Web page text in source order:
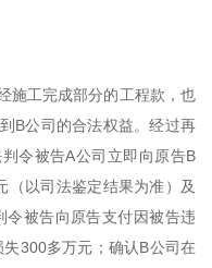
施工完成部分的工程款，也
B公司的合法权益。经过再
令被告A公司立即向原告B
（以司法鉴定结果为准）及
被告向原告支付因被告违
300多万元；确认B公司在